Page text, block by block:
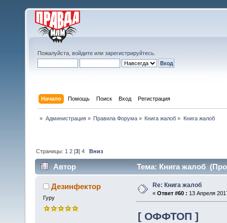
Пожалуйста, войдите или зарегистрируйтесь
Начало Помощь Поиск Вход Регистрация
» Администрация» Правила Форума» Книга жалоб » Книга жалоб
Страницы: 1 2 [3]4 Вниз
Автор Тема: Книга жалоб
Дезинфектор
Гуру
Re: Книга жалоб
« Ответ #60 : 13 Апреля
[ ОФФТОП ]